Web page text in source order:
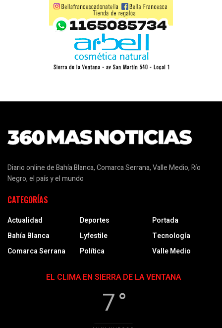
Diario online de Bahía Blanca, Comarca Serrana, Valle Medio, Río
Negro, el país y el mundo
CATEGORÍAS
Actualidad
Bahía Blanca
Comarca Serrana
Deportes
Lyfestile
Política
Portada
Tecnología
Valle Medio
EL CLIMA EN SIERRA DE LA VENTANA
7 °